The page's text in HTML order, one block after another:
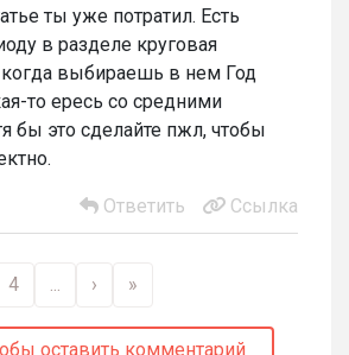
ты уже потратил. Есть
в разделе круговая
выбираешь в нем Год
то ересь со средними
бы это сделайте пжл, чтобы
Ответить Ссылка
4 › »
оставить комментарий